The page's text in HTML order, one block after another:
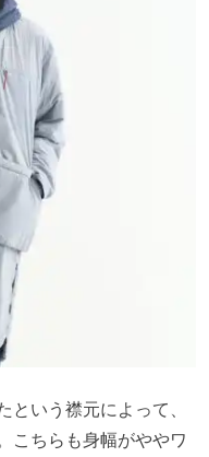
いう襟元によって、
こちらも身幅がややワ